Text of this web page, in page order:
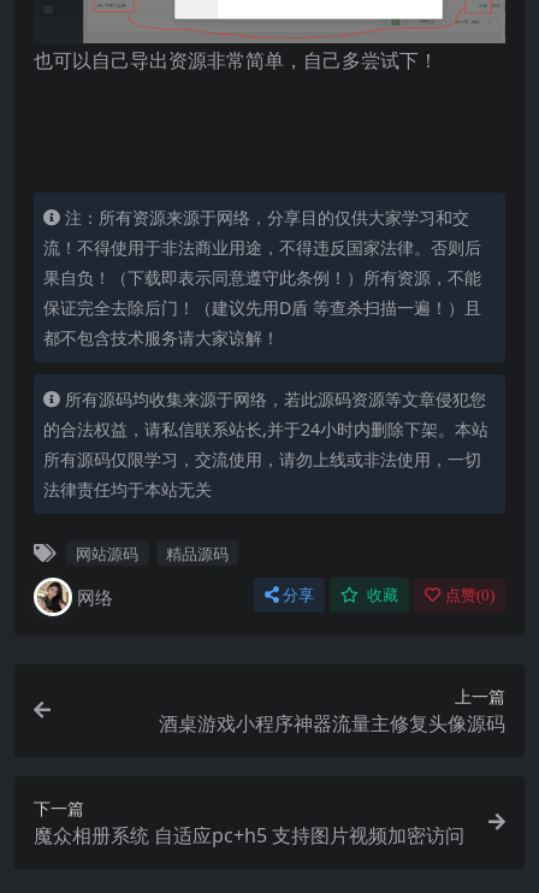
也可以自己导出资源非常简单，自己多尝试下！
注：所有资源来源于网络，分享目的仅供大家学习和交
流！不得使用于非法商业用途，不得违反国家法律。否则后
果自负！（下载即表示同意遵守此条例！）所有资源，不能
保证完全去除后门！（建议先用D盾 等查杀扫描一遍！）且
都不包含技术服务请大家谅解！
所有源码均收集来源于网络，若此源码资源等文章侵犯您
的合法权益，请私信联系站长,并于24小时内删除下架。本站
所有源码仅限学习，交流使用，请勿上线或非法使用，一切
法律责任均于本站无关
网站源码 精品源码
网络 分享 收藏 点赞(0)
上一篇
酒桌游戏小程序神器流量主修复头像源码
下一篇
魔众相册系统 自适应pc+h5 支持图片视频加密访问